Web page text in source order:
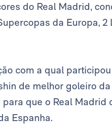
do Real Madrid,
da Europa, 2
com a qual
de melhor goleiro
que o Real Madrid
Espanha.